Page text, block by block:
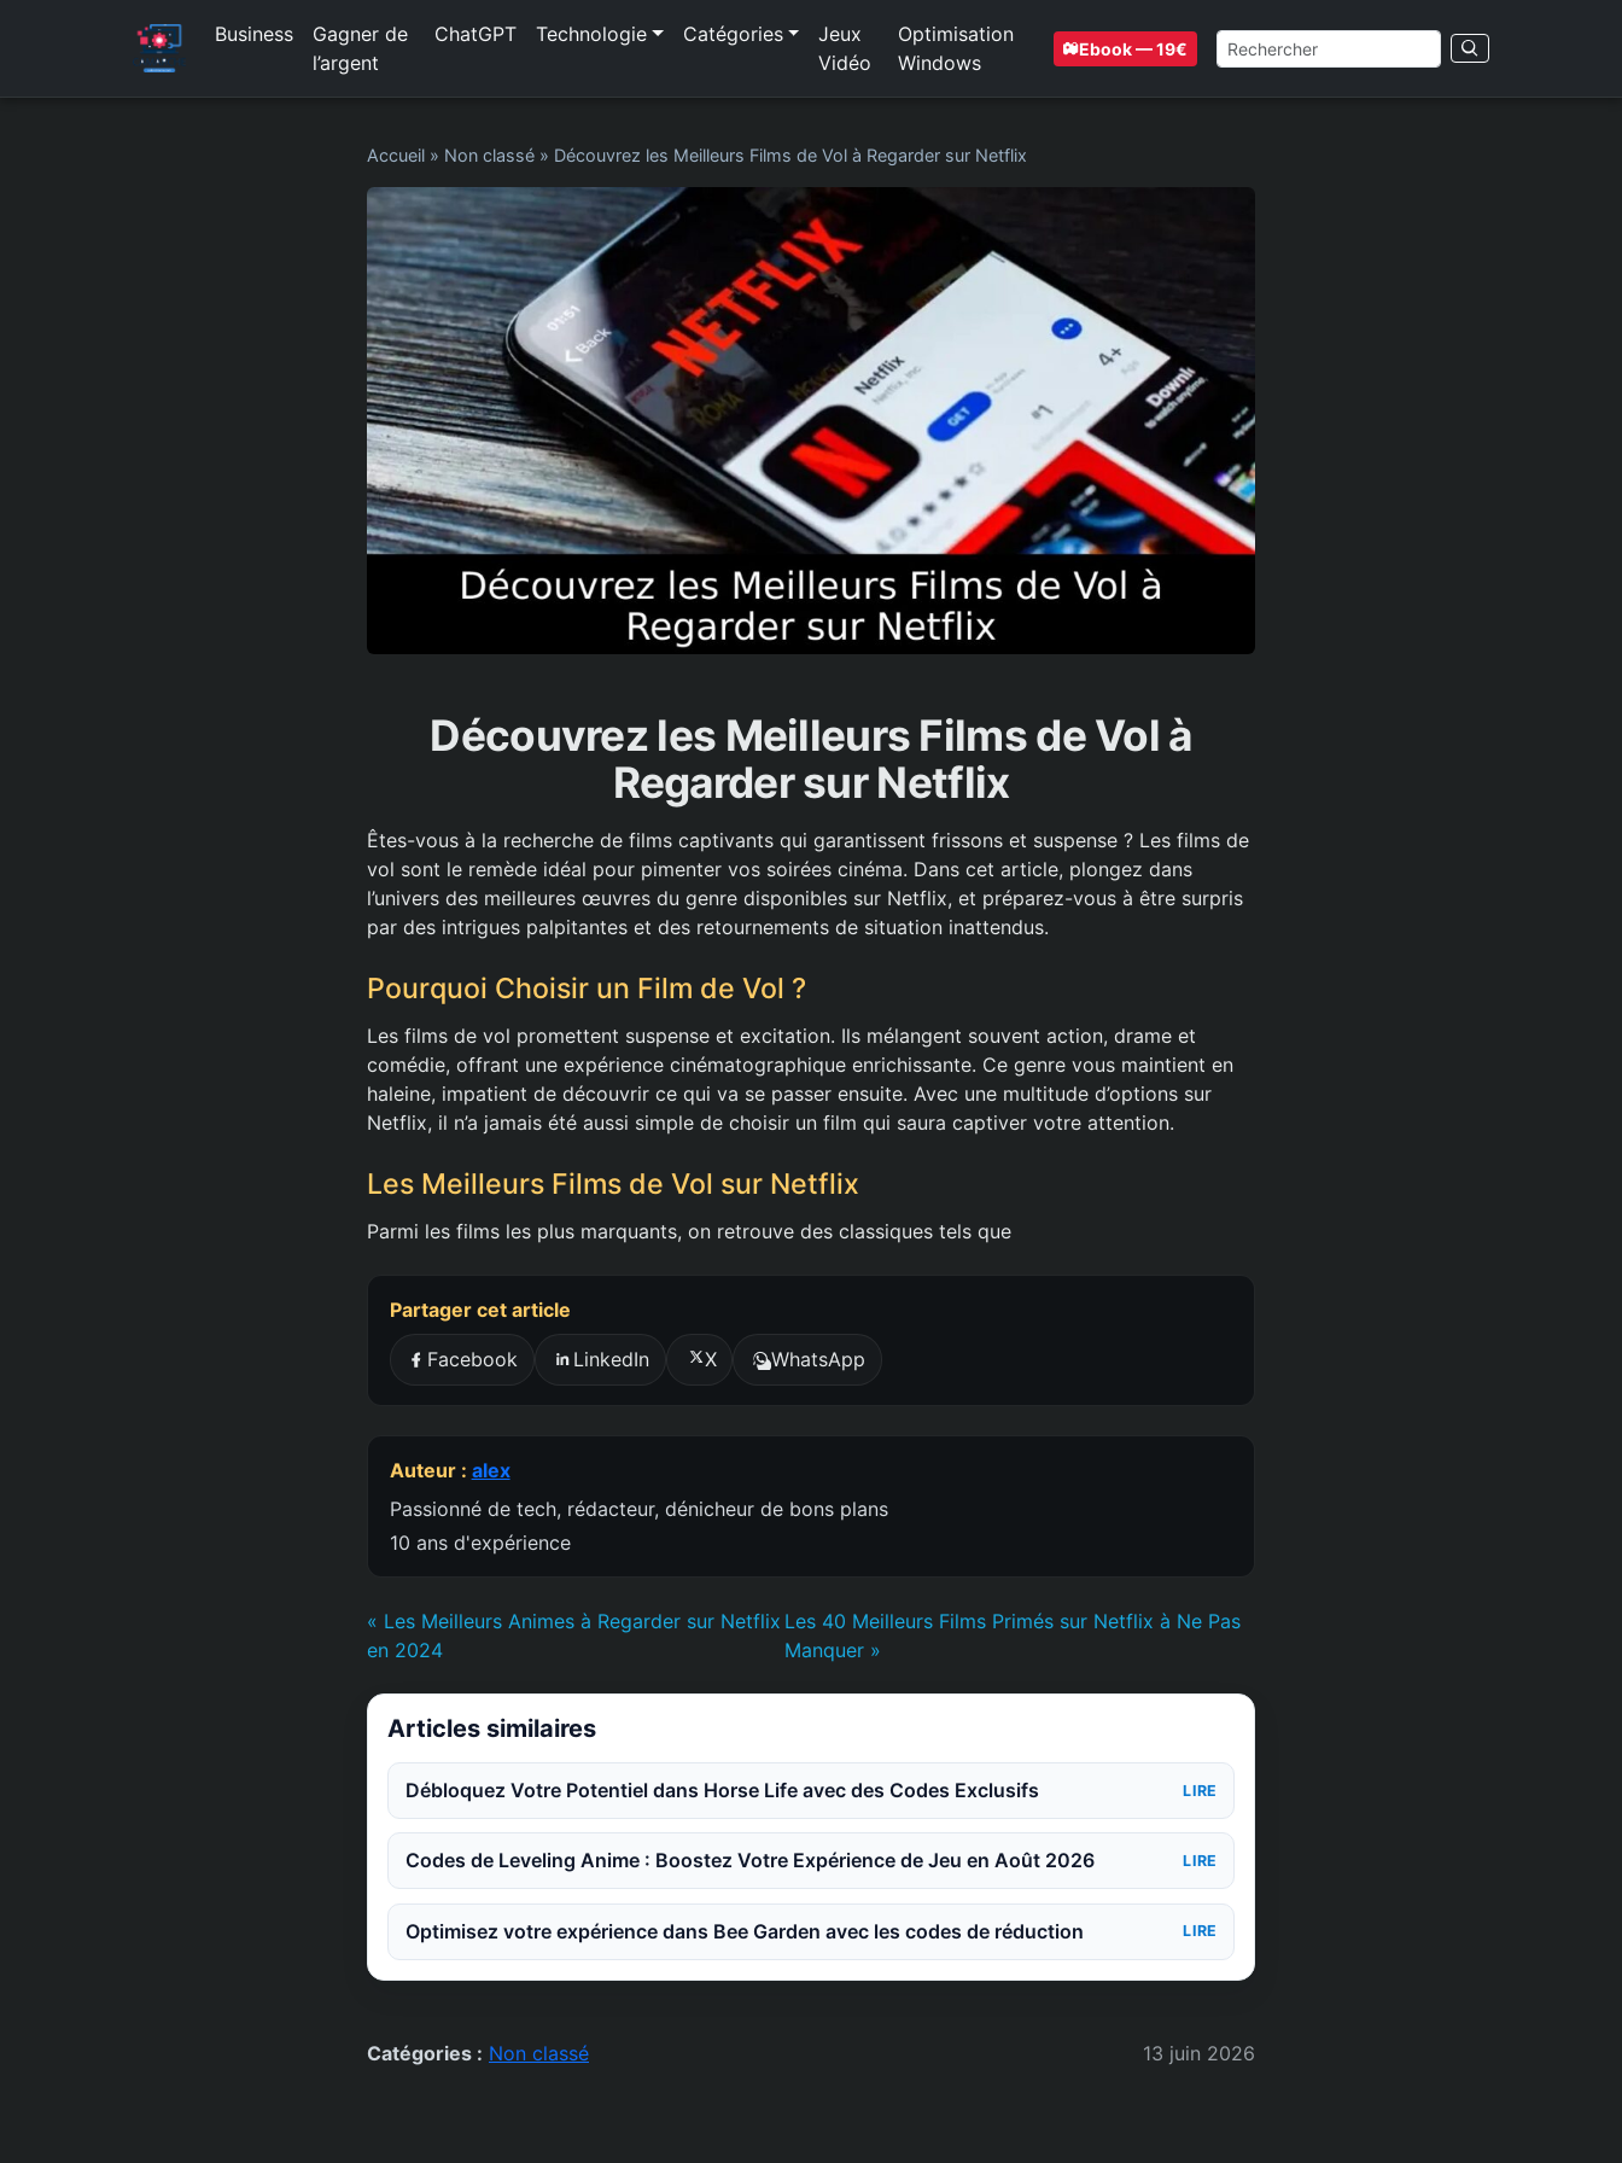
Business
Gagner de
l’argent
ChatGPT Technologie Catégories
Jeux
Vidéo
Optimisation
Windows
Ebook — 19€
Accueil » Non classé » Découvrez les Meilleurs Films de Vol à Regarder sur Netflix
Découvrez les Meilleurs Films de Vol à
Regarder sur Netflix
Êtes-vous à la recherche de films captivants qui garantissent frissons et suspense ? Les films de
vol sont le remède idéal pour pimenter vos soirées cinéma. Dans cet article, plongez dans
l’univers des meilleures œuvres du genre disponibles sur Netflix, et préparez-vous à être surpris
par des intrigues palpitantes et des retournements de situation inattendus.
Pourquoi Choisir un Film de Vol ?
Les films de vol promettent suspense et excitation. Ils mélangent souvent action, drame et
comédie, offrant une expérience cinématographique enrichissante. Ce genre vous maintient en
haleine, impatient de découvrir ce qui va se passer ensuite. Avec une multitude d’options sur
Netflix, il n’a jamais été aussi simple de choisir un film qui saura captiver votre attention.
Les Meilleurs Films de Vol sur Netflix
Parmi les films les plus marquants, on retrouve des classiques tels que
Partager cet article
Facebook LinkedIn X WhatsApp
Auteur : alex
Passionné de tech, rédacteur, dénicheur de bons plans
10 ans d'expérience
« Les Meilleurs Animes à Regarder sur Netflix
en 2024
Les 40 Meilleurs Films Primés sur Netflix à Ne Pas
Manquer »
Articles similaires
Débloquez Votre Potentiel dans Horse Life avec des Codes Exclusifs LIRE
Codes de Leveling Anime : Boostez Votre Expérience de Jeu en Août 2026 LIRE
Optimisez votre expérience dans Bee Garden avec les codes de réduction LIRE
Catégories : Non classé 13 juin 2026